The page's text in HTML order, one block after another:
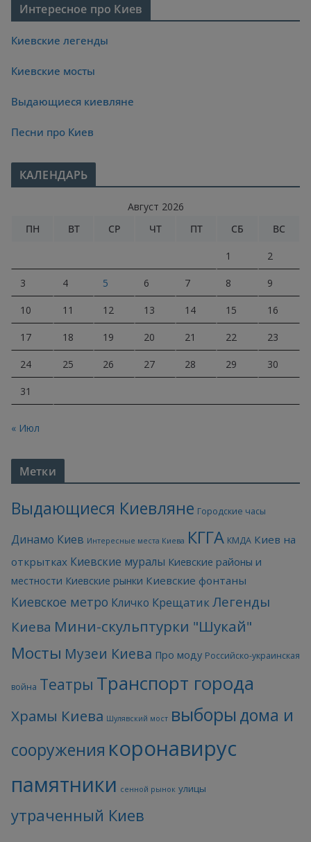
Интересное про Киев
Киевские легенды
Киевские мосты
Выдающиеся киевляне
Песни про Киев
КАЛЕНДАРЬ
Август 2026
ПН
ВТ СР ЧТ ПТ СБ ВС
1 2
3 4 5 6 7 8 9
10 11 12 13 14 15 16
17 18 19 20 21 22 23
24 25 26 27 28 29 30
31
« Июл
Метки
Выдающиеся Киевляне Городские часы
Динамо Киев Интересные места Киева КГГА КМДА Киев на
открытках Киевские муралы Киевские районы и
местности Киевские рынки Киевские фонтаны
Киевское метро Кличко КрещатикЛегенды
Киева Мини-скульптурки "Шукай"
Мосты Музеи Киева Про моду Российско-украинская
война Театры Транспорт города
Храмы Киева Шулявский мост выборы дома и
сооружения коронавирус
памятники сенной рынок улицы
утраченный Киев